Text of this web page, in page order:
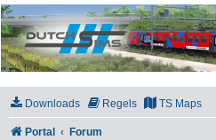
DutchSims
Downloads Regels TS Maps
Portal Forum